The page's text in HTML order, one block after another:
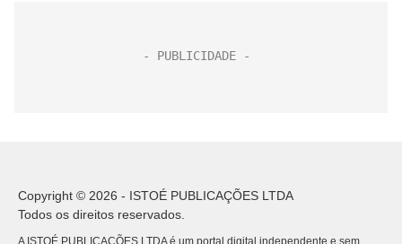
Copyright © 2026 - ISTOÉ PUBLICAÇÕES LTDA
Todos os direitos reservados.
A ISTOÉ PUBLICAÇÕES LTDA é um portal digital independente e sem